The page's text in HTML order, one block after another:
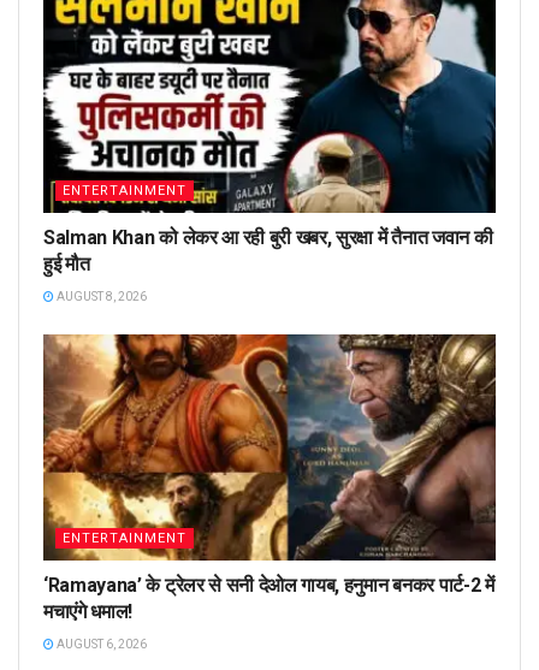
ENTERTAINMENT
Salman Khan को लेकर आ रही बुरी खबर, सुरक्षा में तैनात जवान की
हुई मौत
AUGUST 8, 2026
ENTERTAINMENT
‘Ramayana’ के ट्रेलर से सनी देओल गायब, हनुमान बनकर पार्ट-2 में
मचाएंगे धमाल!
AUGUST 6, 2026